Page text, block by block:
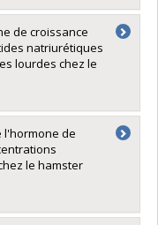
de croissance
natriurétiques
lourdes chez le
l'hormone de
le hamster